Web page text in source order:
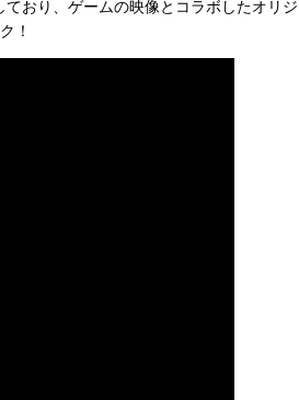
おり、ゲームの映像とコラボしたオリジ
！